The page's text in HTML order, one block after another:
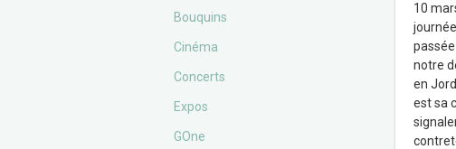
Bouquins
Cinéma
Concerts
Expos
GOne
10
passée
notre
en
est sa